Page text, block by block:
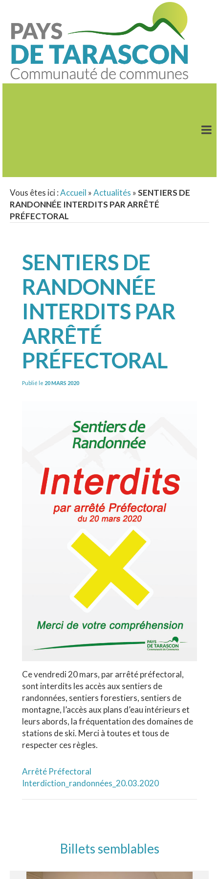
Vous êtes ici :Accueil »Actualités »SENTIERS DE
RANDONNÉE INTERDITS PAR ARRÊTÉ
PRÉFECTORAL
SENTIERS DE
RANDONNÉE
INTERDITS PAR
ARRÊTÉ
PRÉFECTORAL
Publié le 20 MARS 2020
Ce vendredi 20 mars, par arrêté préfectoral,
sont interdits les accès aux sentiers de
randonnées, sentiers forestiers, sentiers de
montagne, l’accès aux plans d’eau intérieurs et
leurs abords, la fréquentation des domaines de
stations de ski. Merci à toutes et tous de
respecter ces règles.
Arrêté Préfectoral
Interdiction_randonnées_20.03.2020
Billets semblables